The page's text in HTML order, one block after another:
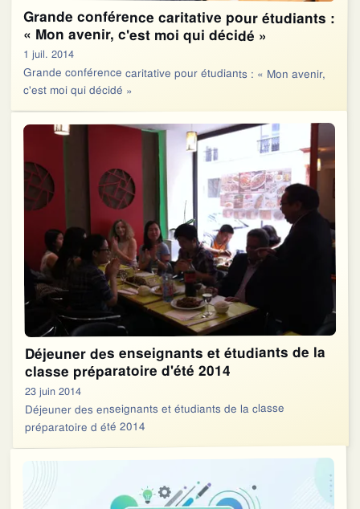
Grande conférence caritative pour étudiants :
« Mon avenir, c'est moi qui décidé »
1 juil. 2014
Grande conférence caritative pour étudiants : « Mon avenir,
c'est moi qui décidé »
Déjeuner des enseignants et étudiants de la
classe préparatoire d'été 2014
23 juin 2014
Déjeuner des enseignants et étudiants de la classe
préparatoire d été 2014